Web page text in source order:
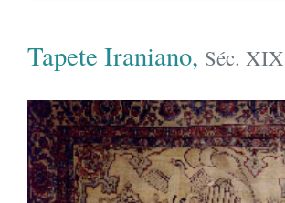
Tapete Iraniano, Séc.